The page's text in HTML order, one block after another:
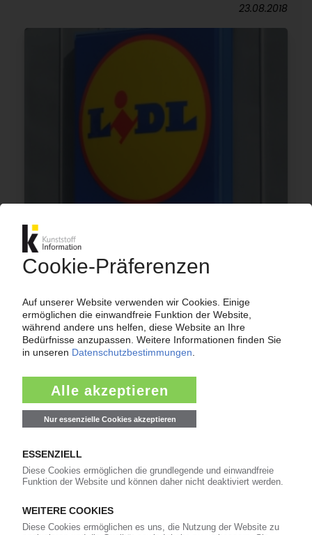
23.08.2018
TÖNSMEIER
Lidl-Tochtergesellschaft GreenCycle erwirbt
Kreislaufwirtschaft werden"
04.07.2018
SCHWARZ GRUPPE
der Getränketochter MEG / Krones baut die
Aufbereitung
AGVU: Dr. Carl Klepper übernimmt
Vorstandsvorsitz
VERBÄNDE